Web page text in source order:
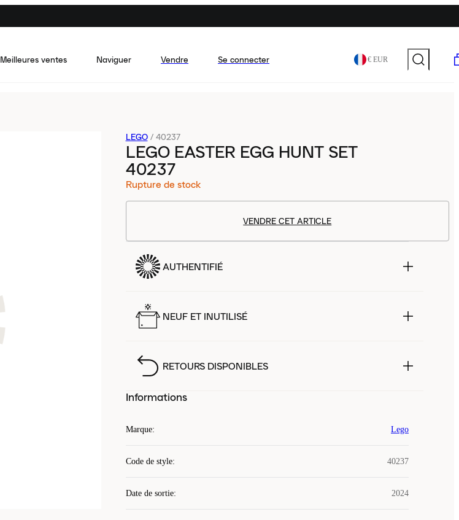
Meilleures ventes Naviguer Vendre Se connecter € EUR
LEGO / 40237
LEGO EASTER EGG HUNT SET
40237
Rupture de stock
VENDRE CET ARTICLE
AUTHENTIFIÉ
NEUF ET INUTILISÉ
RETOURS DISPONIBLES
Informations
Marque: Lego
Code de style: 40237
Date de sortie: 2024